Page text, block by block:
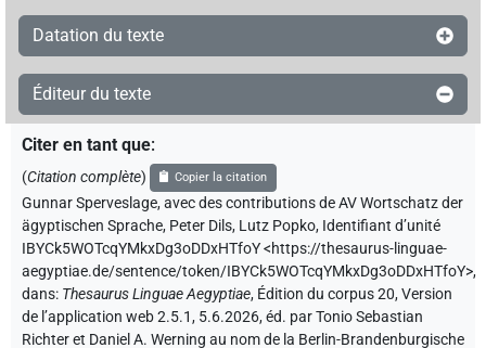
Datation du texte
Éditeur du texte
Citer en tant que:
(Citation complète) Copier la citation
Gunnar Sperveslage,avec des contributions deAV Wortschatz der
ägyptischen Sprache, Peter Dils, Lutz Popko, Identifiant d’unité
IBYCk5WOTcqYMkxDg3oDDxHTfoY<https://thesaurus-linguae-
aegyptiae.de/sentence/token/IBYCk5WOTcqYMkxDg3oDDxHTfoY>,
dans: Thesaurus Linguae Aegyptiae, Édition du corpus 20, Version
de l’application web 2.5.1, 5.6.2026, éd. par Tonio Sebastian
Richter et Daniel A. Werning au nom de la Berlin-Brandenburgische